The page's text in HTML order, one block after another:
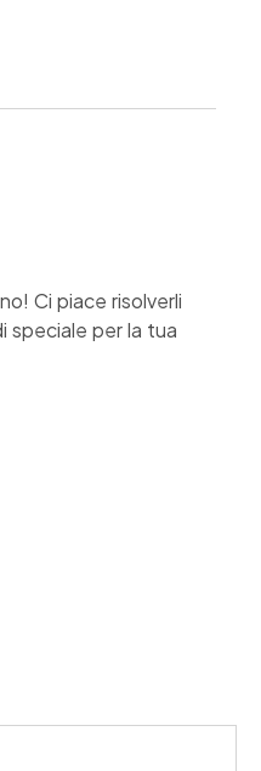
Ci piace risolverli
speciale per la tua